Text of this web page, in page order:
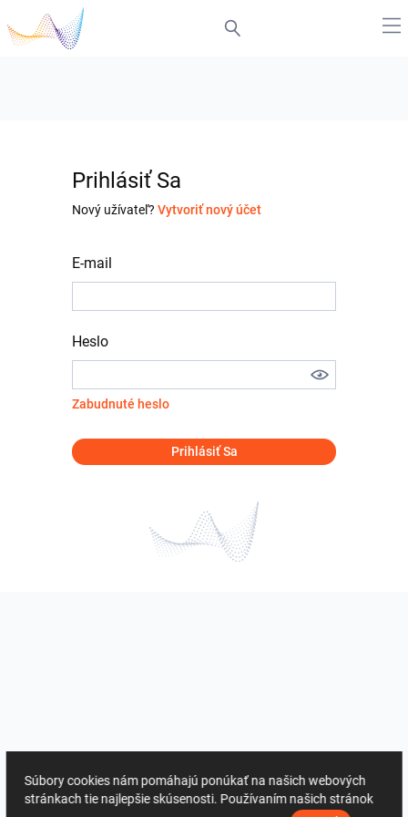
Prihlásiť Sa
Nový užívateľ? Vytvoriť nový účet
E-mail
Heslo
Zabudnuté heslo
Prihlásiť Sa
Súbory cookies nám pomáhajú ponúkať na našich webových
stránkach tie najlepšie skúsenosti. Používaním našich stránok